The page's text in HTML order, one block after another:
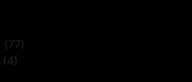
(77)
(4)